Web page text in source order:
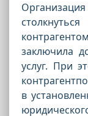
заключила
услуг. При
в